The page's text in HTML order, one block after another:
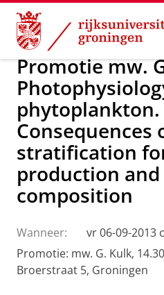
Skip
Content
Skip
Navigation
Over ons Actueel Nieuws
Promotie mw.
phytoplankton.
Consequences
stratification
production
composition
Wanneer:
vr 06-09-2013
Promotie: mw. G. Kulk,
Broerstraat 5, Groningen